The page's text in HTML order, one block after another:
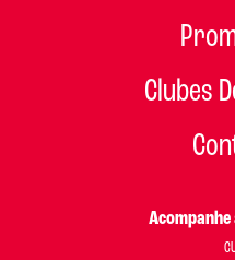
Clubes
Acompanhe